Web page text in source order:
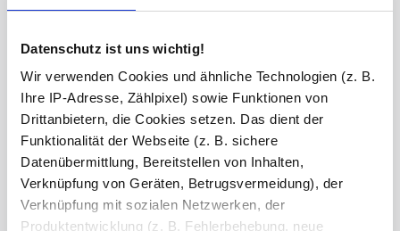
Datenschutz ist uns wichtig!
Wir verwenden Cookies und ähnliche Technologien (z. B.
Ihre IP-Adresse, Zählpixel) sowie Funktionen von
Drittanbietern, die Cookies setzen. Das dient der
Funktionalität der Webseite (z. B. sichere
Datenübermittlung, Bereitstellen von Inhalten,
Verknüpfung von Geräten, Betrugsvermeidung), der
Verknüpfung mit sozialen Netzwerken, der
Produktentwicklung (z. B. Fehlerbehebung, neue
Steckdose(n) inkl. Bohrung
Facette
Schminkspiegel